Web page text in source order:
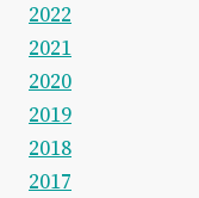
2022
2021
2020
2019
2018
2017